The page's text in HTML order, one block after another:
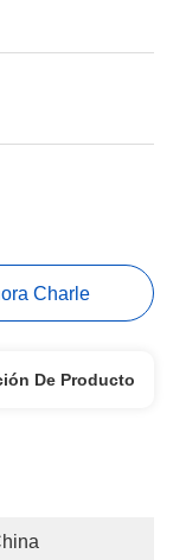
Charle
De Producto